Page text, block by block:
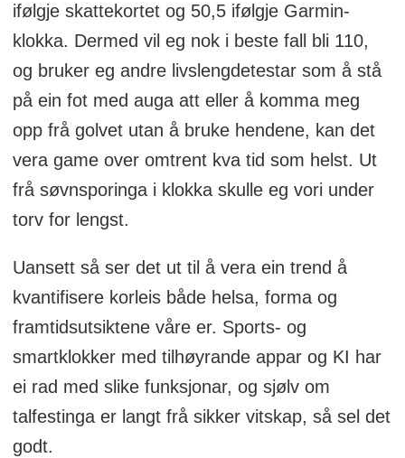
ifølgje skattekortet og 50,5 ifølgje Garmin-
klokka. Dermed vil eg nok i beste fall bli 110,
og bruker eg andre livslengdetestar som å stå
på ein fot med auga att eller å komma meg
opp frå golvet utan å bruke hendene, kan det
vera game over omtrent kva tid som helst. Ut
frå søvnsporinga i klokka skulle eg vori under
torv for lengst.
Uansett så ser det ut til å vera ein trend å
kvantifisere korleis både helsa, forma og
framtidsutsiktene våre er. Sports- og
smartklokker med tilhøyrande appar og KI har
ei rad med slike funksjonar, og sjølv om
talfestinga er langt frå sikker vitskap, så sel det
godt.